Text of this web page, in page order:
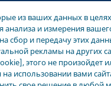
О Teva Новости и
из ваших данных в
анализа и измерения
сбор и передачу этих
рекламы на других
этого не произойдет
на использовании вами